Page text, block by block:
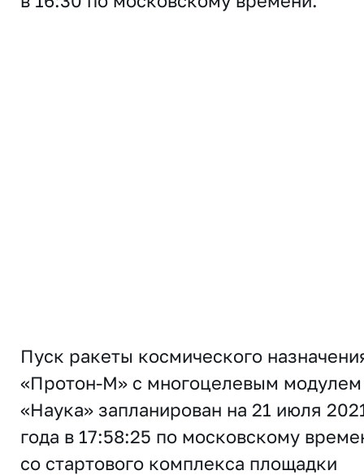
Пуск ракеты космического
«Протон-М» с многоцелевым модулем
«Наука» запланирован на 21 июля
года в 17:58:25 по московскому
со стартового комплекса площадки